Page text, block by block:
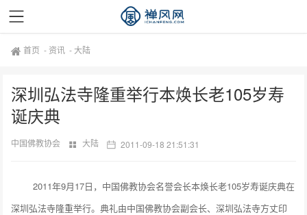
首页 - 资讯 -大陆
深圳弘法寺隆重举行本焕长老105岁寿
诞庆典
中国佛教协会 大陆 2011-09-18 21:51:31
2011年9月17日，中国佛教协会名誉会长本焕长老105岁寿诞庆典在
深圳弘法寺隆重举行。典礼由中国佛教协会副会长、深圳弘法寺方丈印